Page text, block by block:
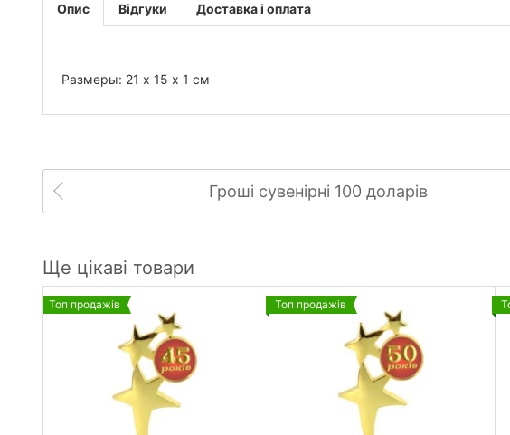
Опис
Размеры: 21 х 15 х 1 см
Відгуки Доставка і оплата
Гроші сувенірні 100 доларів
Ще цікаві товари
Топ продажів Топ продажів